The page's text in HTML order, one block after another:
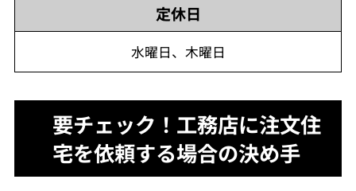
定休日
水曜日、木曜日
要チェック！工務店に注文住
宅を依頼する場合の決め手